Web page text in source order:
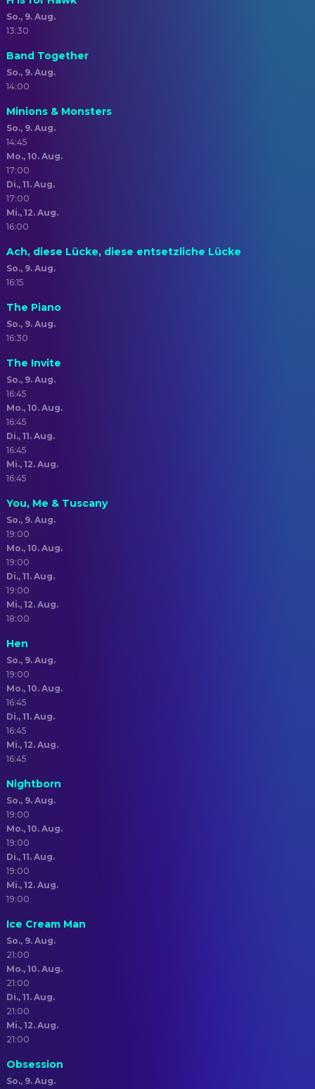
So., 9. Aug.
13:30
Band Together
So., 9. Aug.
14:00
Minions & Monsters
So., 9. Aug.
14:45
Mo., 10. Aug.
17:00
Di., 11. Aug.
17:00
Mi., 12. Aug.
16:00
Ach, diese Lücke, diese entsetzliche Lücke
So., 9. Aug.
16:15
The Piano
So., 9. Aug.
16:30
The Invite
So., 9. Aug.
16:45
Mo., 10. Aug.
16:45
Di., 11. Aug.
16:45
Mi., 12. Aug.
16:45
You, Me & Tuscany
So., 9. Aug.
19:00
Mo., 10. Aug.
19:00
Di., 11. Aug.
19:00
Mi., 12. Aug.
18:00
Hen
So., 9. Aug.
19:00
Mo., 10. Aug.
16:45
Di., 11. Aug.
16:45
Mi., 12. Aug.
16:45
Nightborn
So., 9. Aug.
19:00
Mo., 10. Aug.
19:00
Di., 11. Aug.
19:00
Mi., 12. Aug.
19:00
Ice Cream Man
So., 9. Aug.
21:00
Mo., 10. Aug.
21:00
Di., 11. Aug.
21:00
Mi., 12. Aug.
21:00
Obsession
So., 9. Aug.